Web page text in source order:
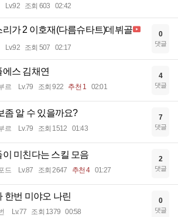
Lv.92 조회 603 02:42
리가 2 이호재(다름슈타트)데뷔골
Lv.92 조회 507 02:17
0
댓글
에스 김채연
르 Lv.79 조회 922 추천 1 02:01
4
댓글
좀 알 수 있을까요?
르 Lv.79 조회 1512 01:43
7
댓글
이 미친다는 스킬 모음
드 Lv.87 조회 2647 추천 4 01:27
2
댓글
한번 미야오 나린
Lv.77 조회 1379 00:58
0
댓글